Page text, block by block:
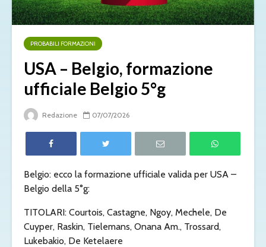
PROBABILI FORMAZIONI
USA – Belgio, formazione
ufficiale Belgio 5°g
Redazione 07/07/2026
Belgio: ecco la formazione ufficiale valida per USA –
Belgio della 5°g:
TITOLARI: Courtois, Castagne, Ngoy, Mechele, De
Cuyper, Raskin, Tielemans, Onana Am., Trossard,
Lukebakio, De Ketelaere